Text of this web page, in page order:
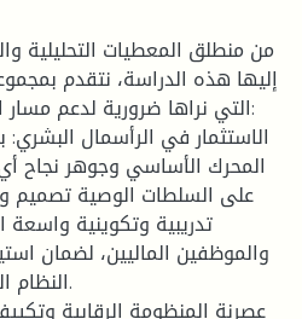
من منطلق المعطيات التحليلية
إليها هذه الدراسة، نتقدم
التي نراها ضرورية لدعم مسار
المحرك الأساسي وجوهر نجاح
على السلطات الوصية تصميم
تدريبية وتكوينية
والموظفين الماليين، لضمان
النظام